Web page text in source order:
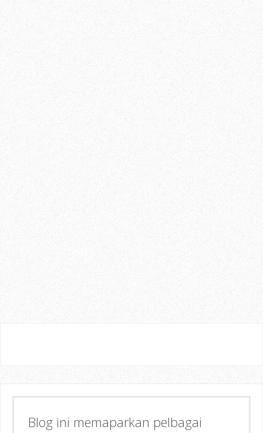
Blog ini memaparkan pelbagai
Semoga dapat memberi Manfaat &